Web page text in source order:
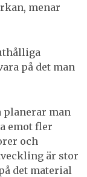
menar
på det man
planerar man
emot fler
och
är stor
det material